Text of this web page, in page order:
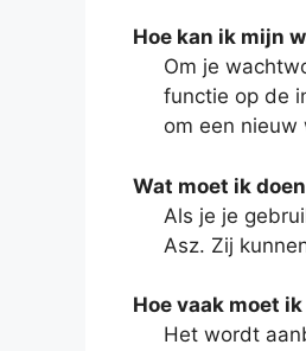
Hoe kan ik mijn
Om je
functie op de
om een
Wat moet ik
Als je je
Asz. Zij
Hoe vaak moet
Het wordt